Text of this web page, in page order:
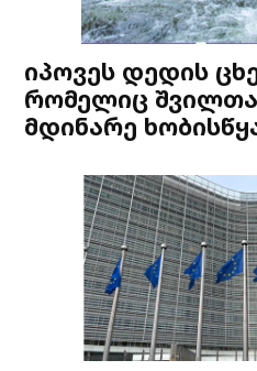
იპოვეს დედის
რომელიც
მდინარე